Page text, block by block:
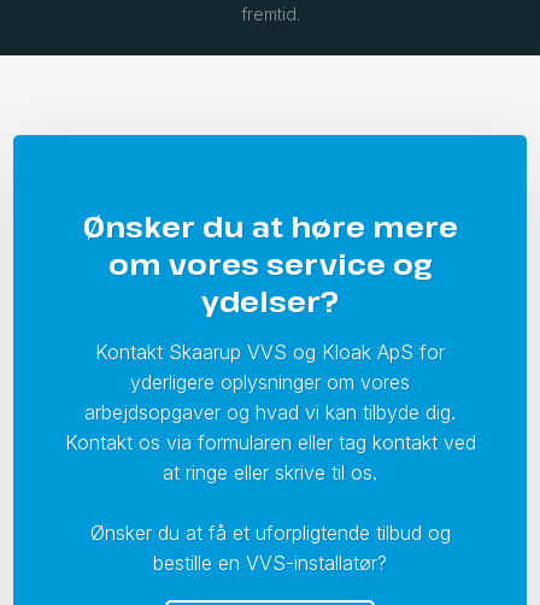
fremtid.
Ønsker du at høre mere
om vores service og
ydelser?
Kontakt Skaarup VVS og Kloak ApS for
yderligere oplysninger om vores
arbejdsopgaver og hvad vi kan tilbyde dig.
Kontakt os via formularen eller tag kontakt ved
at ringe eller skrive til os.
Ønsker du at få et uforpligtende tilbud og
bestille en VVS-installatør?